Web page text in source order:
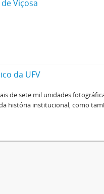
Viçosa
da UFV
de sete mil unidades
história institucional, como